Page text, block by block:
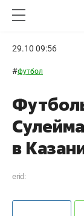
29.10 09:56
#футбол
в
erid: